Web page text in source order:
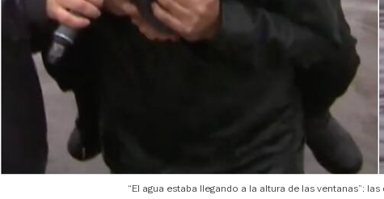
“El agua estaba llegando a la altura de las ventanas”: